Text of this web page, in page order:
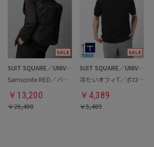
SUIT SQUARE／UNIVERSAL LANGUAGE
Samsonite RED／バックパック
￥ 13,200
￥26,400
SUIT SQUARE／UNIVERSAL LANGUAGE
冷たいオフィT／ポロシャツ
￥ 4,389
￥5,489